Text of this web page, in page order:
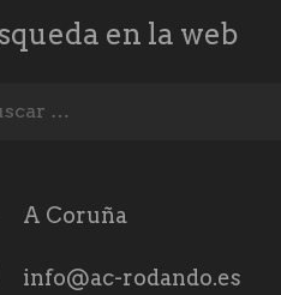
en la web
A Coruña
info@ac-rodando.es